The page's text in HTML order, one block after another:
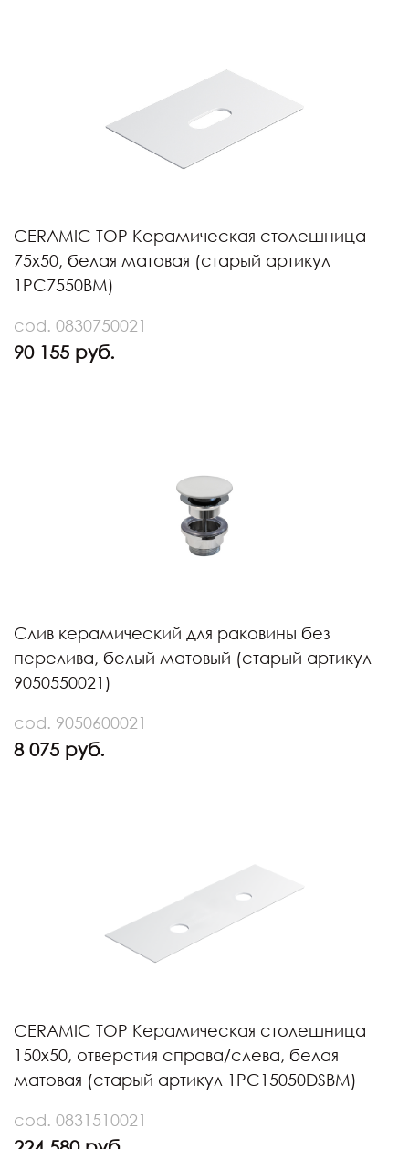
CERAMIC TOP Керамическая столешница
75х50, белая матовая (старый артикул
1PC7550BM)
cod. 0830750021
90 155 руб.
Слив керамический для раковины без
перелива, белый матовый (старый артикул
9050550021)
cod. 9050600021
8 075 руб.
CERAMIC TOP Керамическая столешница
150х50, отверстия справа/слева, белая
матовая (старый артикул 1PC15050DSBM)
cod. 0831510021